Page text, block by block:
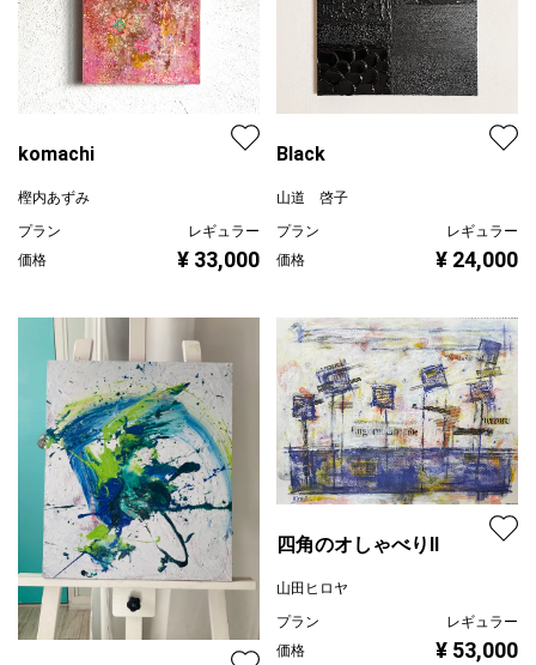
komachi
樫内あずみ
プラン
レギュラー
価格
¥ 33,000
Black
山道 啓子
プラン
レギュラー
価格
¥ 24,000
四角のオしゃべりⅡ
山田ヒロヤ
プラン
レギュラー
価格
¥ 53,000